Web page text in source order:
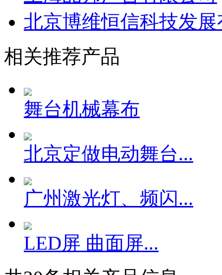
上海品邦广告有限公司
北京博维恒信科技发
相关推荐产品
舞台机械幕布
北京定做电动舞台...
广州激光灯、频闪...
LED屏 曲面屏...